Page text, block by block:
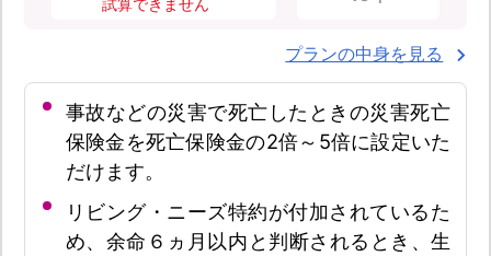
試算できません
プランの中身を見る
事故などの災害で死亡したときの災害死亡
保険金を死亡保険金の2倍～5倍に設定いた
だけます。
リビング・ニーズ特約が付加されているた
め、余命６ヵ月以内と判断されるとき、生